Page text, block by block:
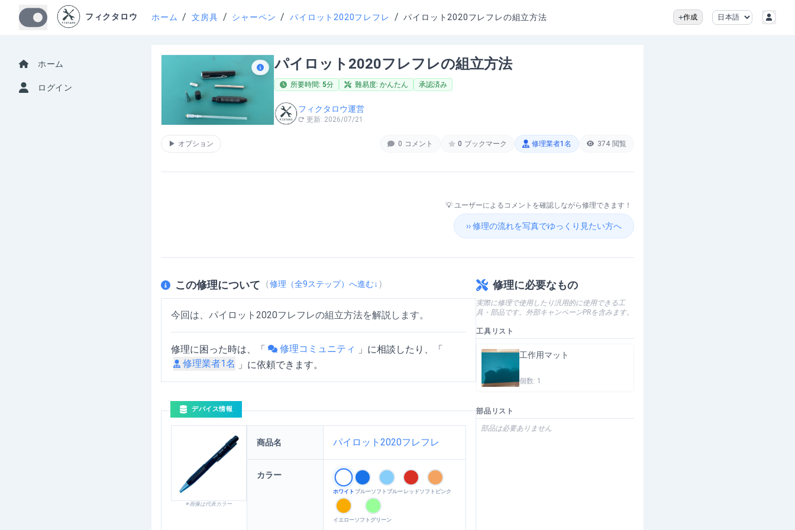
ホーム
ログイン
フィクタロウ ホーム / 文房具 / シャーペン / パイロット2020フレフレ / パイロット2020フレフレの組立方法 作成
パイロット2020フレフレの組立方法
所要時間: 5分 難易度: かんたん 承認済み
フィクタロウ運営
更新: 2026/07/21
▶ オプション 0 コメント 0 ブックマーク 修理業者1 名 374 閲覧
パイロット2020フレフレの組立方法 を動画で確認
💡 ユーザーによるコメントを確認しながら修理できます！
›› 修理の流れを写真でゆっくり見たい方へ
この修理について （修理（全9ステップ）へ進む↓ ）
今回は、パイロット2020フレフレの組立方法を解説します。
修理に困った時は、「 修理コミュニティ 」 に相談したり、「
修理業者1名 」に依頼できます。
デバイス情報
※画像は代表カラー
商品名 パイロット2020フレフレ
カラー
ホワイト ブルーソフトブルー レッド ソフトピンク
イエローソフトグリーン
修理に必要なもの
実際に修理で使用したり汎用的に使用できる工
具・部品です。外部キャンペーンPRを含みます。
工具リスト
工作用マット
個数: 1
部品リスト
部品は必要ありません